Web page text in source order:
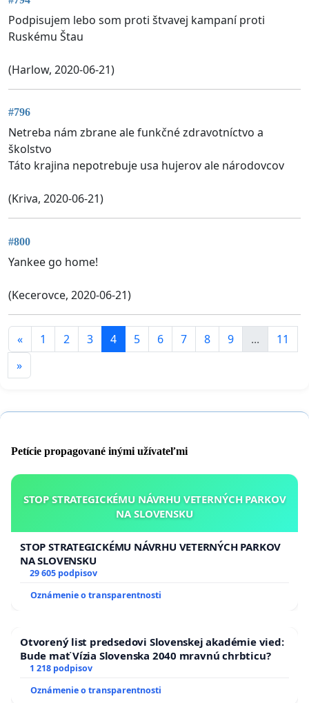
Podpisujem lebo som proti štvavej kampaní proti
Ruskému Štau
(Harlow, 2020-06-21)
#796
Netreba nám zbrane ale funkčné zdravotníctvo a
školstvo
Táto krajina nepotrebuje usa hujerov ale národovcov
(Kriva, 2020-06-21)
#800
Yankee go home!
(Kecerovce, 2020-06-21)
« 1 2 3 4 5 6 7 8 9 ...
11
»
Petície propagované inými užívateľmi
STOP STRATEGICKÉMU NÁVRHU VETERNÝCH PARKOV
NA SLOVENSKU
STOP STRATEGICKÉMU NÁVRHU VETERNÝCH PARKOV
NA SLOVENSKU
29 605 podpisov
Oznámenie o transparentnosti
Otvorený list predsedovi Slovenskej akadémie vied:
Bude mať Vízia Slovenska 2040 mravnú chrbticu?
1 218 podpisov
Oznámenie o transparentnosti